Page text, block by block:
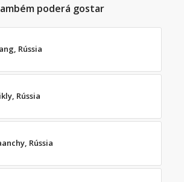
poderá gostar
Rússia
Rússia
Rússia